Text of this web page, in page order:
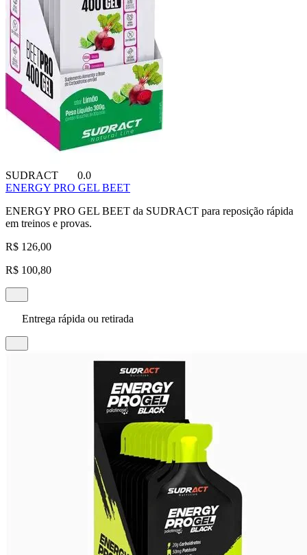
SUDRACT
0.0
ENERGY PRO GEL BEET
ENERGY PRO GEL BEET da SUDRACT para reposição rápida
em treinos e provas.
R$ 126,00
R$ 100,80
Entrega rápida ou retirada